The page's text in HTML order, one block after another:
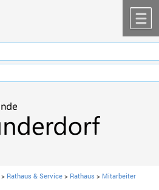
> Rathaus & Service > Rathaus > Mitarbeiter